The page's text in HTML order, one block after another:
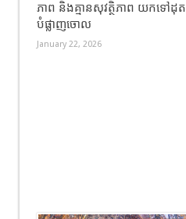
ភាព និងគ្មានសុវត្ថិភាព យកទៅដុត
បំផ្លាញចោល
January 22, 2026